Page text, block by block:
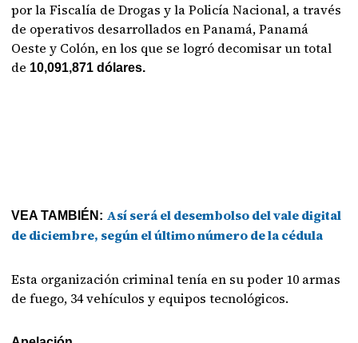
por la Fiscalía de Drogas y la Policía Nacional, a través
de operativos desarrollados en Panamá, Panamá
Oeste y Colón, en los que se logró decomisar un total
de 10,091,871 dólares.
VEA TAMBIÉN: Así será el desembolso del vale digital
de diciembre, según el último número de la cédula
Esta organización criminal tenía en su poder 10 armas
de fuego, 34 vehículos y equipos tecnológicos.